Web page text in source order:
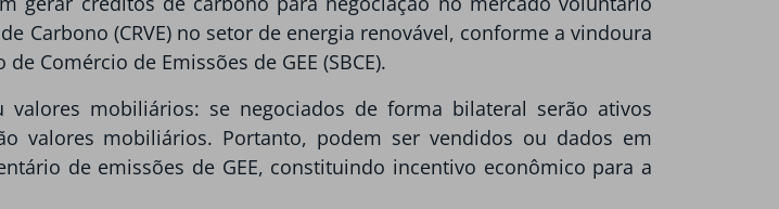
Carbono (CRVE) no setor de energia renovável, conforme a vindoura
Comércio de Emissões de GEE (SBCE).
mobiliários: se negociados de forma bilateral serão ativos
valores mobiliários. Portanto, podem ser vendidos ou dados em
de emissões de GEE, constituindo incentivo econômico para a